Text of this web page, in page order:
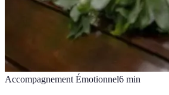
Accompagnement Émotionnel6 min